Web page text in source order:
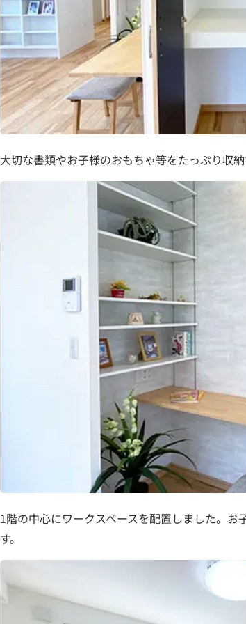
大切な書類やお子様のおもちゃ等をたっぷり収
1階の中心にワークスペースを配置しました。
す。